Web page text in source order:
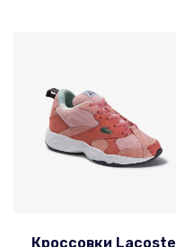
Кроссовки Lacoste